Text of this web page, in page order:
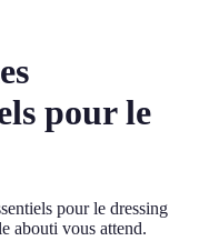
pour le
pour le dressing
abouti vous attend.